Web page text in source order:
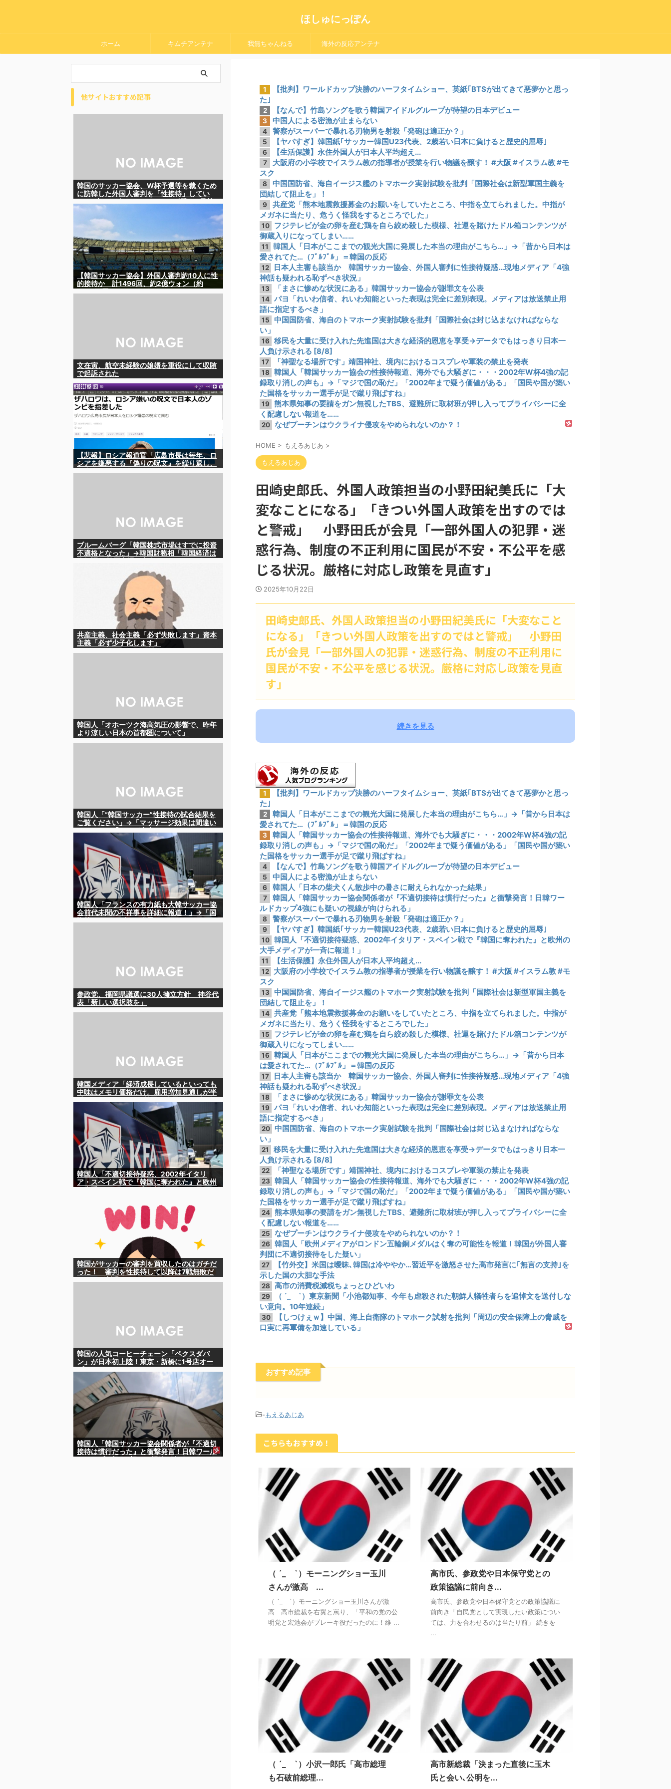
ほしゅにっぽん
ホーム キムチアンテナ 我無ちゃんねる 海外の反応アンテナ
1
【批判】ワールドカップ決勝のハーフタイムショー、英紙｢BTSが出てきて悪夢かと思っ
た｣
2 【なんで】竹島ソングを歌う韓国アイドルグループが待望の日本デビュー
3 中国人による密漁が止まらない
4 警察がスーパーで暴れる刃物男を射殺「発砲は適正か？」
5 【ヤバすぎ】韓国紙｢サッカー韓国U23代表、2歳若い日本に負けると歴史的屈辱｣
6 【生活保護】永住外国人が日本人平均超え...
7
大阪府の小学校でイスラム教の指導者が授業を行い物議を醸す！ #大阪 #イスラム教 #モ
スク
8
中国国防省、海自イージス艦のトマホーク実射試験を批判「国際社会は新型軍国主義を
団結して阻止を」！
9
共産党「熊本地震救援募金のお願いをしていたところ、中指を立てられました。中指が
メガネに当たり、危うく怪我をするところでした」
10
フジテレビが金の卵を産む鶏を自ら絞め殺した模様、社運を賭けたドル箱コンテンツが
御蔵入りになってしまい……
11
韓国人「日本がここまでの観光大国に発展した本当の理由がこちら…」→「昔から日本は
愛されてた…（ﾌﾞﾙﾌﾞﾙ」＝韓国の反応
12
日本人主審も該当か 韓国サッカー協会、外国人審判に性接待疑惑…現地メディア「4強
神話も疑われる恥ずべき状況」
13 「まさに惨めな状況にある」韓国サッカー協会が謝罪文を公表
14 パヨ「れいわ信者、れいわ知能といった表現は完全に差別表現。メディアは放送禁止用
語に指定するべき」
15
中国国防省、海自のトマホーク実射試験を批判「国際社会は封じ込まなければならな
い」
16
移民を大量に受け入れた先進国は大きな経済的恩恵を享受→データでもはっきり日本一
人負け示される [8/8]
17 「神聖なる場所です」靖国神社、境内におけるコスプレや軍装の禁止を発表
18
韓国人「韓国サッカー協会の性接待報道、海外でも大騒ぎに・・・2002年W杯4強の記
録取り消しの声も」→「マジで国の恥だ」「2002年まで疑う価値がある」「国民や国が築い
た国格をサッカー選手が足で蹴り飛ばすね」
19
熊本県知事の要請をガン無視したTBS、避難所に取材班が押し入ってプライバシーに全
く配慮しない報道を……
20 なぜプーチンはウクライナ侵攻をやめられないのか？！
HOME > もえるあじあ >
もえるあじあ
田崎史郎氏、外国人政策担当の小野田紀美氏に「大
変なことになる」「きつい外国人政策を出すのでは
と警戒」 小野田氏が会見「一部外国人の犯罪・迷
惑行為、制度の不正利用に国民が不安・不公平を感
じる状況。厳格に対応し政策を見直す」
2025年10月22日
田崎史郎氏、外国人政策担当の小野田紀美氏に「大変なこと
になる」「きつい外国人政策を出すのではと警戒」 小野田
氏が会見「一部外国人の犯罪・迷惑行為、制度の不正利用に
国民が不安・不公平を感じる状況。厳格に対応し政策を見直
す」
続きを見る
1
【批判】ワールドカップ決勝のハーフタイムショー、英紙｢BTSが出てきて悪夢かと思っ
た｣
2
韓国人「日本がここまでの観光大国に発展した本当の理由がこちら…」→「昔から日本は
愛されてた…（ﾌﾞﾙﾌﾞﾙ」＝韓国の反応
3
韓国人「韓国サッカー協会の性接待報道、海外でも大騒ぎに・・・2002年W杯4強の記
録取り消しの声も」→「マジで国の恥だ」「2002年まで疑う価値がある」「国民や国が築い
た国格をサッカー選手が足で蹴り飛ばすね」
4 【なんで】竹島ソングを歌う韓国アイドルグループが待望の日本デビュー
5 中国人による密漁が止まらない
6 韓国人「日本の柴犬くん散歩中の暑さに耐えられなかった結果」
7
韓国人「韓国サッカー協会関係者が『不適切接待は慣行だった』と衝撃発言！日韓ワー
ルドカップ4強にも疑いの視線が向けられる」
8 警察がスーパーで暴れる刃物男を射殺「発砲は適正か？」
9 【ヤバすぎ】韓国紙｢サッカー韓国U23代表、2歳若い日本に負けると歴史的屈辱｣
10 韓国人「不適切接待疑惑、2002年イタリア・スペイン戦で『韓国に奪われた』と欧州の
大手メディアが一斉に報道！」
11 【生活保護】永住外国人が日本人平均超え...
12
大阪府の小学校でイスラム教の指導者が授業を行い物議を醸す！ #大阪 #イスラム教 #モ
スク
13
中国国防省、海自イージス艦のトマホーク実射試験を批判「国際社会は新型軍国主義を
団結して阻止を」！
14 共産党「熊本地震救援募金のお願いをしていたところ、中指を立てられました。中指が
メガネに当たり、危うく怪我をするところでした」
15
フジテレビが金の卵を産む鶏を自ら絞め殺した模様、社運を賭けたドル箱コンテンツが
御蔵入りになってしまい……
16
韓国人「日本がここまでの観光大国に発展した本当の理由がこちら…」→「昔から日本
は愛されてた…（ﾌﾞﾙﾌﾞﾙ」＝韓国の反応
17
日本人主審も該当か 韓国サッカー協会、外国人審判に性接待疑惑…現地メディア「4強
神話も疑われる恥ずべき状況」
18 「まさに惨めな状況にある」韓国サッカー協会が謝罪文を公表
19
パヨ「れいわ信者、れいわ知能といった表現は完全に差別表現。メディアは放送禁止用
語に指定するべき」
20 中国国防省、海自のトマホーク実射試験を批判「国際社会は封じ込まなければならな
い」
21
移民を大量に受け入れた先進国は大きな経済的恩恵を享受→データでもはっきり日本一
人負け示される [8/8]
22 「神聖なる場所です」靖国神社、境内におけるコスプレや軍装の禁止を発表
23
韓国人「韓国サッカー協会の性接待報道、海外でも大騒ぎに・・・2002年W杯4強の記
録取り消しの声も」→「マジで国の恥だ」「2002年まで疑う価値がある」「国民や国が築い
た国格をサッカー選手が足で蹴り飛ばすね」
24 熊本県知事の要請をガン無視したTBS、避難所に取材班が押し入ってプライバシーに全
く配慮しない報道を……
25 なぜプーチンはウクライナ侵攻をやめられないのか？！
26
韓国人「欧州メディアがロンドン五輪銅メダルはく奪の可能性を報道！韓国が外国人審
判団に不適切接待をした疑い」
27
【竹外交】米国は曖昧､韓国は冷ややか…習近平を激怒させた高市発言に｢無言の支持｣を
示した国の大胆な手法
28 高市の消費税減税ちょっとひどいわ
29
（ ´_ゝ`）東京新聞「小池都知事、今年も虐殺された朝鮮人犠牲者らを追悼文を送付しな
い意向。10年連続」
30
【しつけぇｗ】中国、海上自衛隊のトマホーク試射を批判「周辺の安全保障上の脅威を
口実に再軍備を加速している」
おすすめ記事
-もえるあじあ
こちらもおすすめ！
（ ´_ゝ`）モーニングショー玉川
さんが激高 ...
（ ´_ゝ`）モーニングショー玉川さんが激
高 高市総裁を右翼と罵り、「平和の党の公
明党と宏池会がブレーキ役だったのに！維 ...
高市氏、参政党や日本保守党との
政策協議に前向き...
高市氏、参政党や日本保守党との政策協議に
前向き「自民党として実現したい政策につい
ては、力を合わせるのは当たり前」 続きを
...
（ ´_ゝ`）小沢一郎氏「高市総理
も石破前総理...
高市新総裁「決まった直後に玉木
氏と会い､公明を...
他サイトおすすめ記事
韓国のサッカー協会、W杯予選等を裁くため
に訪韓した外国人審判を「性接待」してい
を持ってりゃそうなるわな
【韓国サッカー協会】外国人審判約10人に性
的接待か 計1496回、約2億ウォン（約
文在寅、航空未経験の娘婿を重役にして収賄
で起訴された
【悲報】ロシア報道官「広島市長は毎年、ロ
シアを嫌悪する『偽りの呪文』を繰り返し、
ブルームバーグ「韓国株式市場はすでに投資
不適格となった」→韓国財務相「韓国経済は
国外からどう認識されているのかって問題だ
共産主義、社会主義「必ず失敗します」資本
主義「必ず少子化します」
韓国人「オホーツク海高気圧の影響で、昨年
より涼しい日本の首都圏について」
韓国人「“韓国サッカー”性接待の試合結果を
ご覧ください」→「マッサージ効果は間違い
韓国人「フランスの有力紙も大韓サッカー協
会前代未聞の不祥事を詳細に報道！」→「国
参政党、福岡県議選に30人擁立方針 神谷代
表「新しい選択肢を」
韓国メディア「経済成長しているといっても
中味はメモリ価格だけ。雇用増加見通しが半
い状況っすね
韓国人「不適切接待疑惑、2002年イタリ
ア・スペイン戦で『韓国に奪われた』と欧州
韓国がサッカーの審判を買収したのはガチだ
った！ 審判を性接待して以降は7戦無敗だ
韓国の人気コーヒーチェーン「ペクスダバ
ン」が日本初上陸！東京・新橋に1号店オー
韓国人「韓国サッカー協会関係者が『不適切
接待は慣行だった』と衝撃発言！日韓ワール